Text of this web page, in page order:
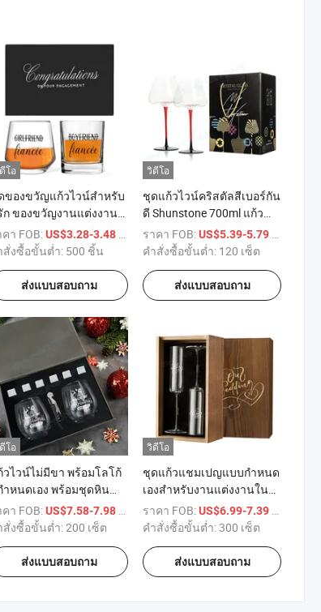
น
โอ
ของขวัญแก้วไวน์สำหรับ
ก ของขวัญงานแต่งงาน
งที่ระลึก
คา FOB:US$3.28-3.48 / บางส่วน
สั่งซื้อขั้นต่ำ: 500 ชิ้น
ส่งแบบสอบถาม
วิดีโอ
ชุดแก้วไวน์คริสตัลสีเบอร์กัน
ดี Shunstone 700ml แก้ว
ไวน์แดงด้ามสีดำฐานสีดำ
ชุดแก้วไวน์แดง 2 พร้อม
แต่งงาน
ราคา FOB:US$5.39-5.79 / เตรียมตั
คำสั่งซื้อขั้นต่ำ: 120 เซ็ต
ส่งแบบสอบถาม
ตัว
โอ
วไวน์ไม่มีขา พร้อมโลโก้
ำหนดเอง พร้อมชุดหิน
กี้และที่เปิดไวน์ กล่องแม่
ล็ก สำหรับของขวัญวัน
คา FOB:US$7.58-7.98
/ เตรียมตัว
สั่งซื้อขั้นต่ำ:200 เซ็ต
ส่งแบบสอบถาม
วิดีโอ
ชุดแก้วแชมเปญแบบกำหนด
เองสำหรับงานแต่งงานใน
กล่องไม้
ราคา FOB:US$6.99-7.39
คำสั่งซื้อขั้นต่ำ:300 เซ็ต
ส่งแบบสอบถาม